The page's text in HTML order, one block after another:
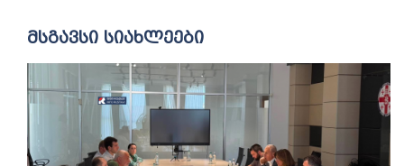
მსგავსი სიახლეები